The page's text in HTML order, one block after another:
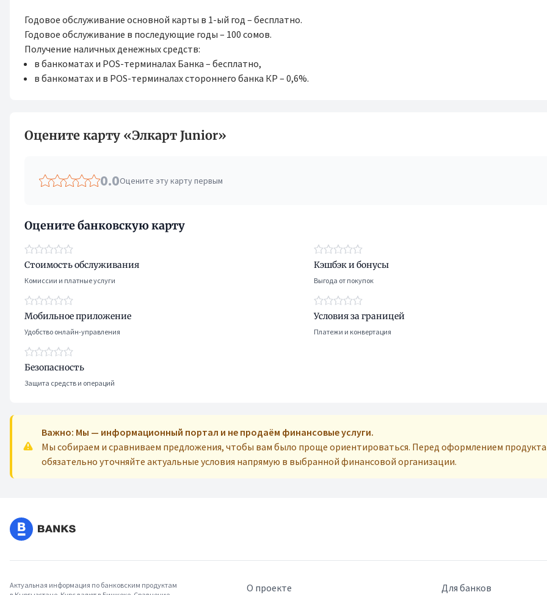
Годовое обслуживание основной карты в 1-ый год – бесплатно.
Годовое обслуживание в последующие годы – 100 сомов.
Получение наличных денежных средств:
в банкоматах и POS-терминалах Банка – бесплатно,
в банкоматах и в POS-терминалах стороннего банка КР – 0,6%.
Оцените карту «Элкарт Junior»
0.0Оцените эту карту первым
Оцените банковскую карту
Стоимость обслуживания
Комиссии и платные услуги
Кэшбэк и бонусы
Выгода от покупок
Мобильное приложение
Удобство онлайн-управления
Условия за границей
Платежи и конвертация
Безопасность
Защита средств и операций
Важно: Мы — информационный портал и не продаём финансовые услуги.
Мы собираем и сравниваем предложения, чтобы вам было проще ориентироваться. Перед оформлением продукта
обязательно уточняйте актуальные условия напрямую в выбранной финансовой организации.
Актуальная информация по банковским продуктам
О проекте Для банков